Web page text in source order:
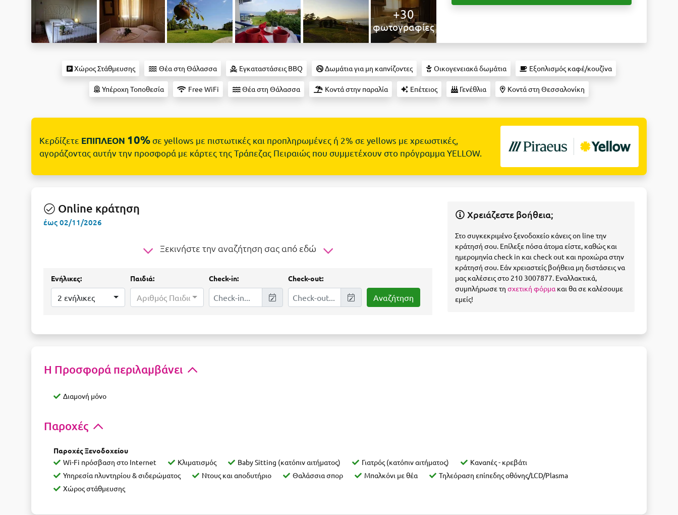
+30
φωτογραφίες
Χώρος Στάθμευσης Θέα στη Θάλασσα Εγκαταστάσεις BBQ Δωμάτια για μη καπνίζοντες Οικογενειακά δωμάτια Εξοπλισμός καφέ/κουζίνα
Υπέροχη Τοποθεσία Free WiFi Θέα στη Θάλασσα Κοντά στην παραλία Επέτειος Γενέθλια Κοντά στη Θεσσαλονίκη
Κερδίζετε ΕΠΙΠΛΕΟΝ 10%σε yellows με πιστωτικές και προπληρωμένες ή 2% σε yellows με χρεωστικές,
αγοράζοντας αυτήν την προσφορά με κάρτες της Τράπεζας Πειραιώς που συμμετέχουν στο πρόγραμμα YELLOW.
Online κράτηση
έως 02/11/2026
Ξεκινήστε την αναζήτηση σας από εδώ
Ενήλικες:
2 ενήλικες
Παιδιά:
Αριθμός Παιδιών...
Check-in: Check-out:
Χρειάζεστε βοήθεια;
Στο συγκεκριμένο ξενοδοχείο κάνεις on line την
κράτησή σου. Επίλεξε πόσα άτομα είστε, καθώς και
ημερομηνία check in και check out και προχώρα στην
κράτησή σου. Εάν χρειαστείς βοήθεια μη διστάσεις να
μας καλέσεις στο 210 3007877. Εναλλακτικά,
συμπλήρωσε τησχετική φόρμα και θα σε καλέσουμε
εμείς!
Η Προσφορά περιλαμβάνει
Διαμονή μόνο
Παροχές
Παροχές Ξενοδοχείου
Wi-Fi πρόσβαση στο Internet
Κλιματισμός Baby Sitting (κατόπιν αιτήματος) Γιατρός (κατόπιν αιτήματος)
Καναπές - κρεβάτι
Υπηρεσία πλυντηρίου & σιδερώματος
Ντους και αποδυτήριο Θαλάσσια σπορ Μπαλκόνι με θέα
Τηλεόραση επίπεδης οθόνης/LCD/Plasma
Χώρος στάθμευσης